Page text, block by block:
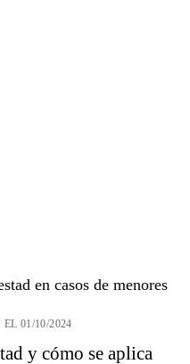
en casos de menores
01/10/2024
y cómo se aplica